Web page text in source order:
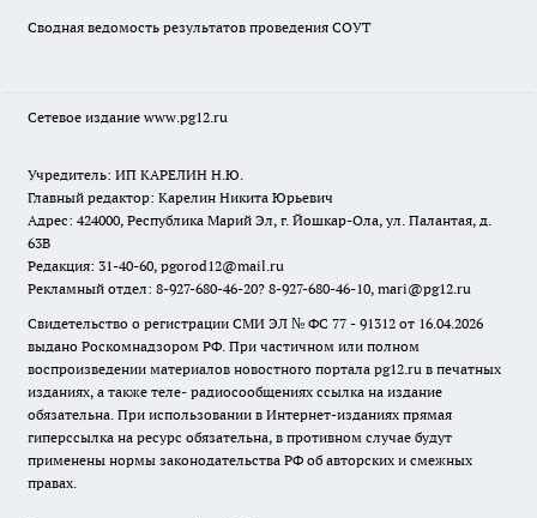
Сводная ведомость результатов проведения СОУТ
Сетевое издание www.pg12.ru
Учредитель: ИП КАРЕЛИН Н.Ю.
Главный редактор: Карелин Никита Юрьевич
Адрес: 424000, Республика Марий Эл, г. Йошкар-Ола, ул. Палантая, д.
63В
Редакция: 31-40-60, pgorod12@mail.ru
Рекламный отдел: 8-927-680-46-20? 8-927-680-46-10, mari@pg12.ru
Свидетельство о регистрации СМИ ЭЛ № ФС 77 - 91312 от 16.04.2026
выдано Роскомнадзором РФ. При частичном или полном
воспроизведении материалов новостного портала pg12.ru в печатных
изданиях, а также теле- радиосообщениях ссылка на издание
обязательна. При использовании в Интернет-изданиях прямая
гиперссылка на ресурс обязательна, в противном случае будут
применены нормы законодательства РФ об авторских и смежных
правах.